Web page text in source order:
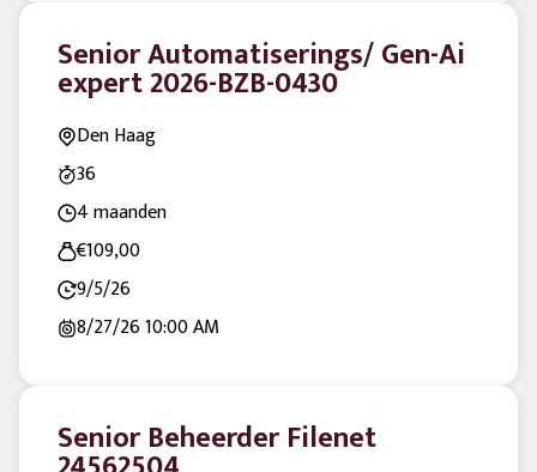
Senior Automatiserings/ Gen-Ai
expert 2026-BZB-0430
Den Haag
36
4 maanden
€109,00
9/5/26
8/27/2610:00 AM
Senior Beheerder Filenet